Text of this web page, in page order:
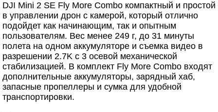
DJI Mini 2 SE Fly More Combo компактный и простой
в управлении дрон с камерой, который отлично
подойдет как начинающим, так и опытным
пользователям. Вес менее 249 г, до 31 минуты
полета на одном аккумуляторе и съемка видео в
разрешении 2.7K с 3 осевой механической
стабилизацией. В комплект Fly More Combo входят
дополнительные аккумуляторы, зарядный хаб,
запасные пропеллеры и сумка для удобной
транспортировки.